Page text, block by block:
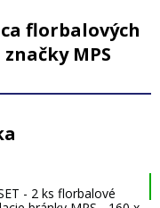
florbalových
MPS
- 2 ks florbalové